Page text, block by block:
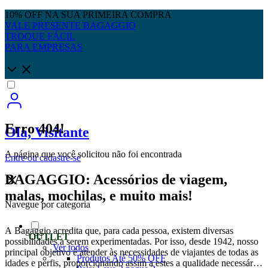
10% OFF NA SUA PRIMEIRA COMPRA
VALE PRESENTE BAGAGGIO
TROQUE FÁCIL
PARA EMPRESAS
Olá, Visitante
Entreou cadastre-se
Navegue por categoria
OUTLET
Ver todos
Produtos Até 50% OFF
Erro 404!
A página que você solicitou não foi encontrada
BAGAGGIO: Acessórios de viagem,
malas, mochilas, e muito mais!
A Bagaggio acredita que, para cada pessoa, existem diversas
possibilidades a serem experimentadas. Por isso, desde 1942, nosso
principal objetivo é atender às necessidades de viajantes de todas as
idades e perfis, proporcionando assim a estes a qualidade necessária